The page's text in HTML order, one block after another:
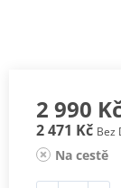
2 990
2 471 Kč Bez
Na cestě